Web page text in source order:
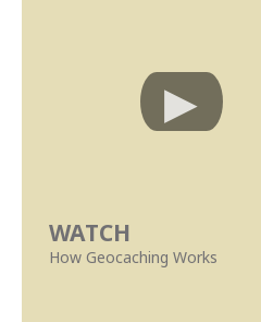
WATCH
How Geocaching Works